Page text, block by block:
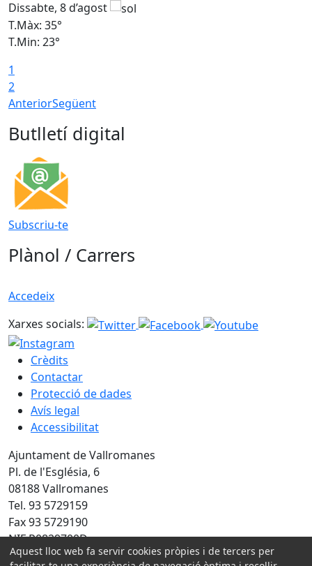
Dissabte, 8 d’agost
T.Màx: 35°
T.Min: 23°
1
2
AnteriorSegüent
Butlletí digital
Subscriu-te
Plànol / Carrers
Accedeix
Xarxes socials:
Crèdits
Contactar
Protecció de dades
Avís legal
Accessibilitat
Ajuntament de Vallromanes
Pl. de l'Església, 6
08188 Vallromanes
Tel. 93 5729159
Fax 93 5729190
NIF P0829700D
Aquest lloc web fa servir cookies pròpies i de tercers per